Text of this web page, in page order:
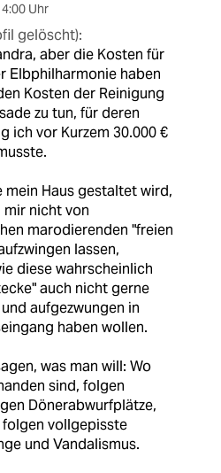
Uhr
gelöscht):
aber die Kosten für
Elbphilharmonie haben
Kosten der Reinigung
zu tun, für deren
ich vor Kurzem 30.000 €
mein Haus gestaltet wird,
nicht von
marodierenden "freien
lassen,
diese wahrscheinlich
auch nicht gerne
aufgezwungen in
haben wollen.
was man will: Wo
sind, folgen
Dönerabwurfplätze,
folgen vollgepisste
und Vandalismus.